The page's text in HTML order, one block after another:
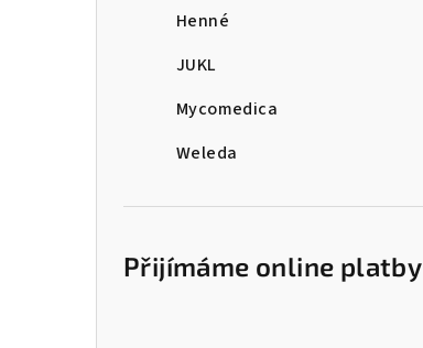
Henné
JUKL
Mycomedica
Weleda
Přijímáme online platby